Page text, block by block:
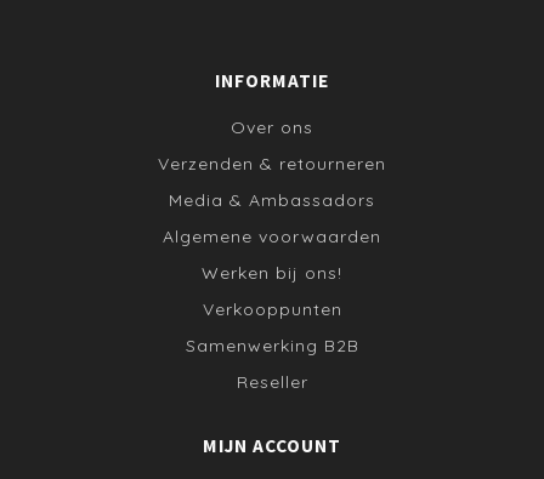
INFORMATIE
Over ons
Verzenden & retourneren
Media & Ambassadors
Algemene voorwaarden
Werken bij ons!
Verkooppunten
Samenwerking B2B
Reseller
MIJN ACCOUNT